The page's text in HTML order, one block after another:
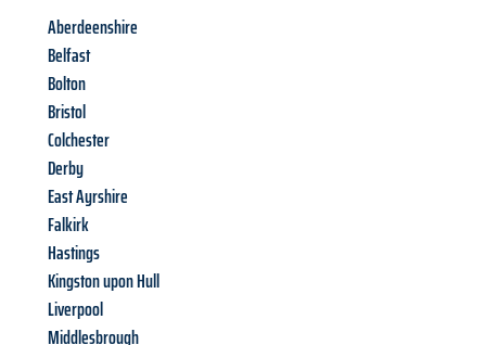
Aberdeenshire
Belfast
Bolton
Bristol
Colchester
Derby
East Ayrshire
Falkirk
Hastings
Kingston upon Hull
Liverpool
Middlesbrough